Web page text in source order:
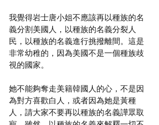
我覺得岩士唐小姐不應該再以種族的名
義分割美國人，以種族的名義分裂人
民，以種族的名義進行挑撥離間。這是
非常幼稚的，因為美國不是一個種族歧
視的國家。
她不能夠奪走美籍韓國人的心，不是因
為對方喜歡白人，或者因為她是黃種
人，請大家不要再以種族的名義譁眾取